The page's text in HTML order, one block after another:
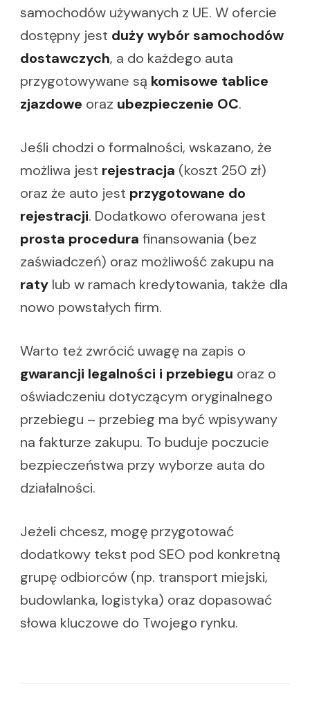
samochodów używanych z UE. W ofercie
dostępny jest duży wybór samochodów
dostawczych, a do każdego auta
przygotowywane są komisowe tablice
zjazdowe oraz ubezpieczenie OC.
Jeśli chodzi o formalności, wskazano, że
możliwa jest rejestracja (koszt 250 zł)
oraz że auto jest przygotowane do
rejestracji. Dodatkowo oferowana jest
prosta procedura finansowania (bez
zaświadczeń) oraz możliwość zakupu na
raty lub w ramach kredytowania, także dla
nowo powstałych firm.
Warto też zwrócić uwagę na zapis o
gwarancji legalności i przebiegu oraz o
oświadczeniu dotyczącym oryginalnego
przebiegu – przebieg ma być wpisywany
na fakturze zakupu. To buduje poczucie
bezpieczeństwa przy wyborze auta do
działalności.
Jeżeli chcesz, mogę przygotować
dodatkowy tekst pod SEO pod konkretną
grupę odbiorców (np. transport miejski,
budowlanka, logistyka) oraz dopasować
słowa kluczowe do Twojego rynku.